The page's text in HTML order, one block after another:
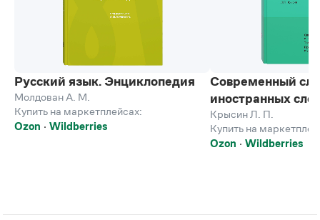
Русский язык. Энциклопедия
Молдован А. М.
Купить на маркетплейсах:
Ozon
Wildberries
Современный
иностранных слов
Крысин Л. П.
Купить на
Ozon
Wildberries